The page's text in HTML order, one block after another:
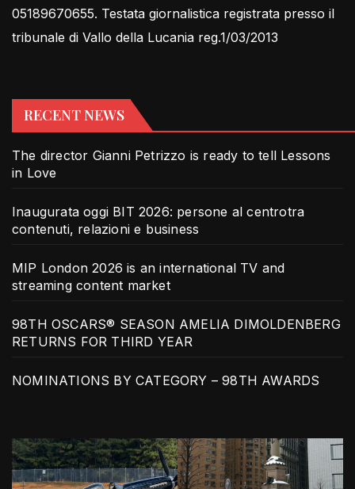
05189670655. Testata giornalistica registrata presso il
tribunale di Vallo della Lucania reg.1/03/2013
RECENT NEWS
The director Gianni Petrizzo is ready to tell Lessons
in Love
Inaugurata oggi BIT 2026: persone al centrotra
contenuti, relazioni e business
MIP London 2026 is an international TV and
streaming content market
98TH OSCARS® SEASON AMELIA DIMOLDENBERG
RETURNS FOR THIRD YEAR
NOMINATIONS BY CATEGORY – 98TH AWARDS